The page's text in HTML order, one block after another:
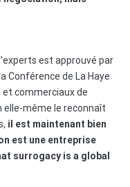
est approuvé par
Conférence de La Haye
et commerciaux de
elle-même le reconnaît
il est maintenant bien
est une entreprise
surrogacy is a global